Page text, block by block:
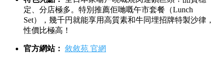
定、分店極多。特別推薦佢哋嘅午市套餐（Lunch
Set），幾千円就能享用高質素和牛同埋招牌特製沙律，
性價比極高！
官方網站： 敘敘苑 官網